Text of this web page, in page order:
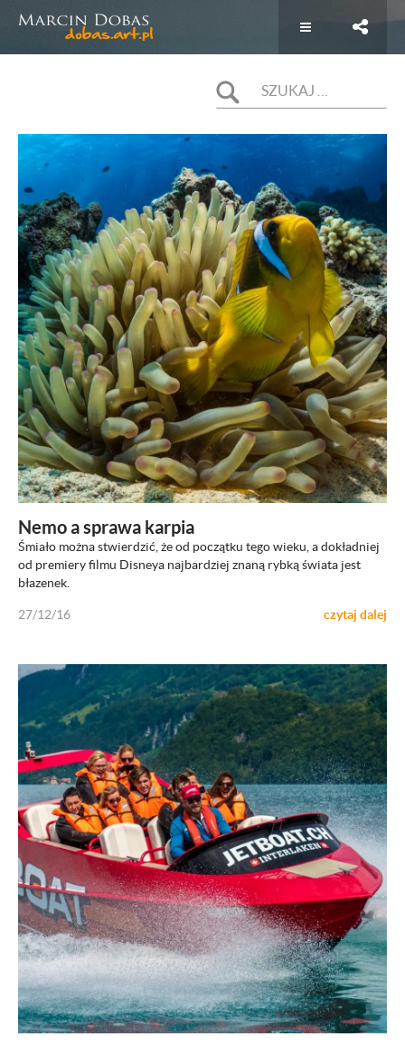
Nemo a sprawa karpia
Śmiało można stwierdzić, że od początku tego wieku, a dokładniej
od premiery filmu Disneya najbardziej znaną rybką świata jest
błazenek.
27/12/16 czytaj dalej
ZOBACZ
ZOBACZ